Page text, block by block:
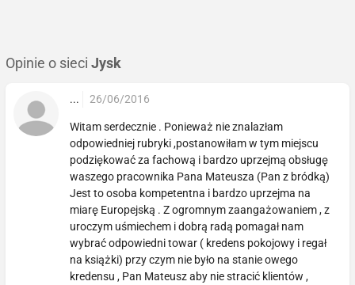
Opinie o sieci Jysk
... 26/06/2016
Witam serdecznie . Ponieważ nie znalazłam
odpowiedniej rubryki ,postanowiłam w tym miejscu
podziękować za fachową i bardzo uprzejmą obsługę
waszego pracownika Pana Mateusza (Pan z bródką)
Jest to osoba kompetentna i bardzo uprzejma na
miarę Europejską . Z ogromnym zaangażowaniem , z
uroczym uśmiechem i dobrą radą pomagał nam
wybrać odpowiedni towar ( kredens pokojowy i regał
na książki) przy czym nie było na stanie owego
kredensu , Pan Mateusz aby nie stracić klientów ,